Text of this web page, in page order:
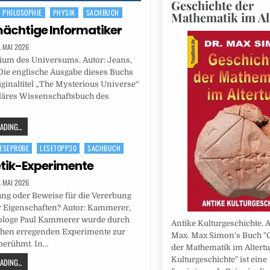
PHILOSOPHIE PHYSIK SACHBUCH
Informatiker
MAI 2026
des Universums. Autor: Jeans,
englische Ausgabe dieses Buchs
„The Mysterious Universe“
Wissenschaftsbuch des
LESETOPP30 SACHBUCH
Experimente
MAI 2026
oder Beweise für die Vererbung
Autor: Kammerer,
Paul Kammerer wurde durch
erregenden Experimente zur
In…
Geschichte der
Mathematik im
Antike Kulturgeschichte.
Max. Max Simon's Buch
der Mathematik im
Kulturgeschichte" ist eine